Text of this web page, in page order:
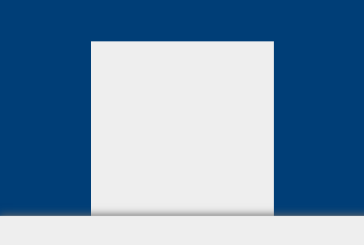
обработку персональных